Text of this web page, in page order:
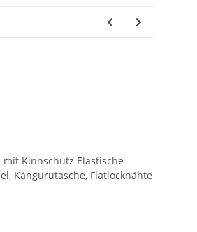
Kinnschutz Elastische
Kängurutasche, Flatlocknähte